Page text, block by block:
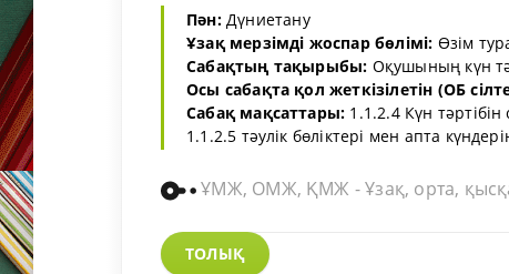
Пән:Дүниетану
Ұзақ мерзімді жоспар бөлімі: Өзім
Сабақтың тақырыбы: Оқушының күн
Осы сабақта қол жеткізілетін (ОБ
Сабақ мақсаттары: 1.1.2.4 Күн
1.1.2.5 тәулік бөліктері мен апта
ҰМЖ, ОМЖ, ҚМЖ - Ұзақ, орта,
ТОЛЫҚ